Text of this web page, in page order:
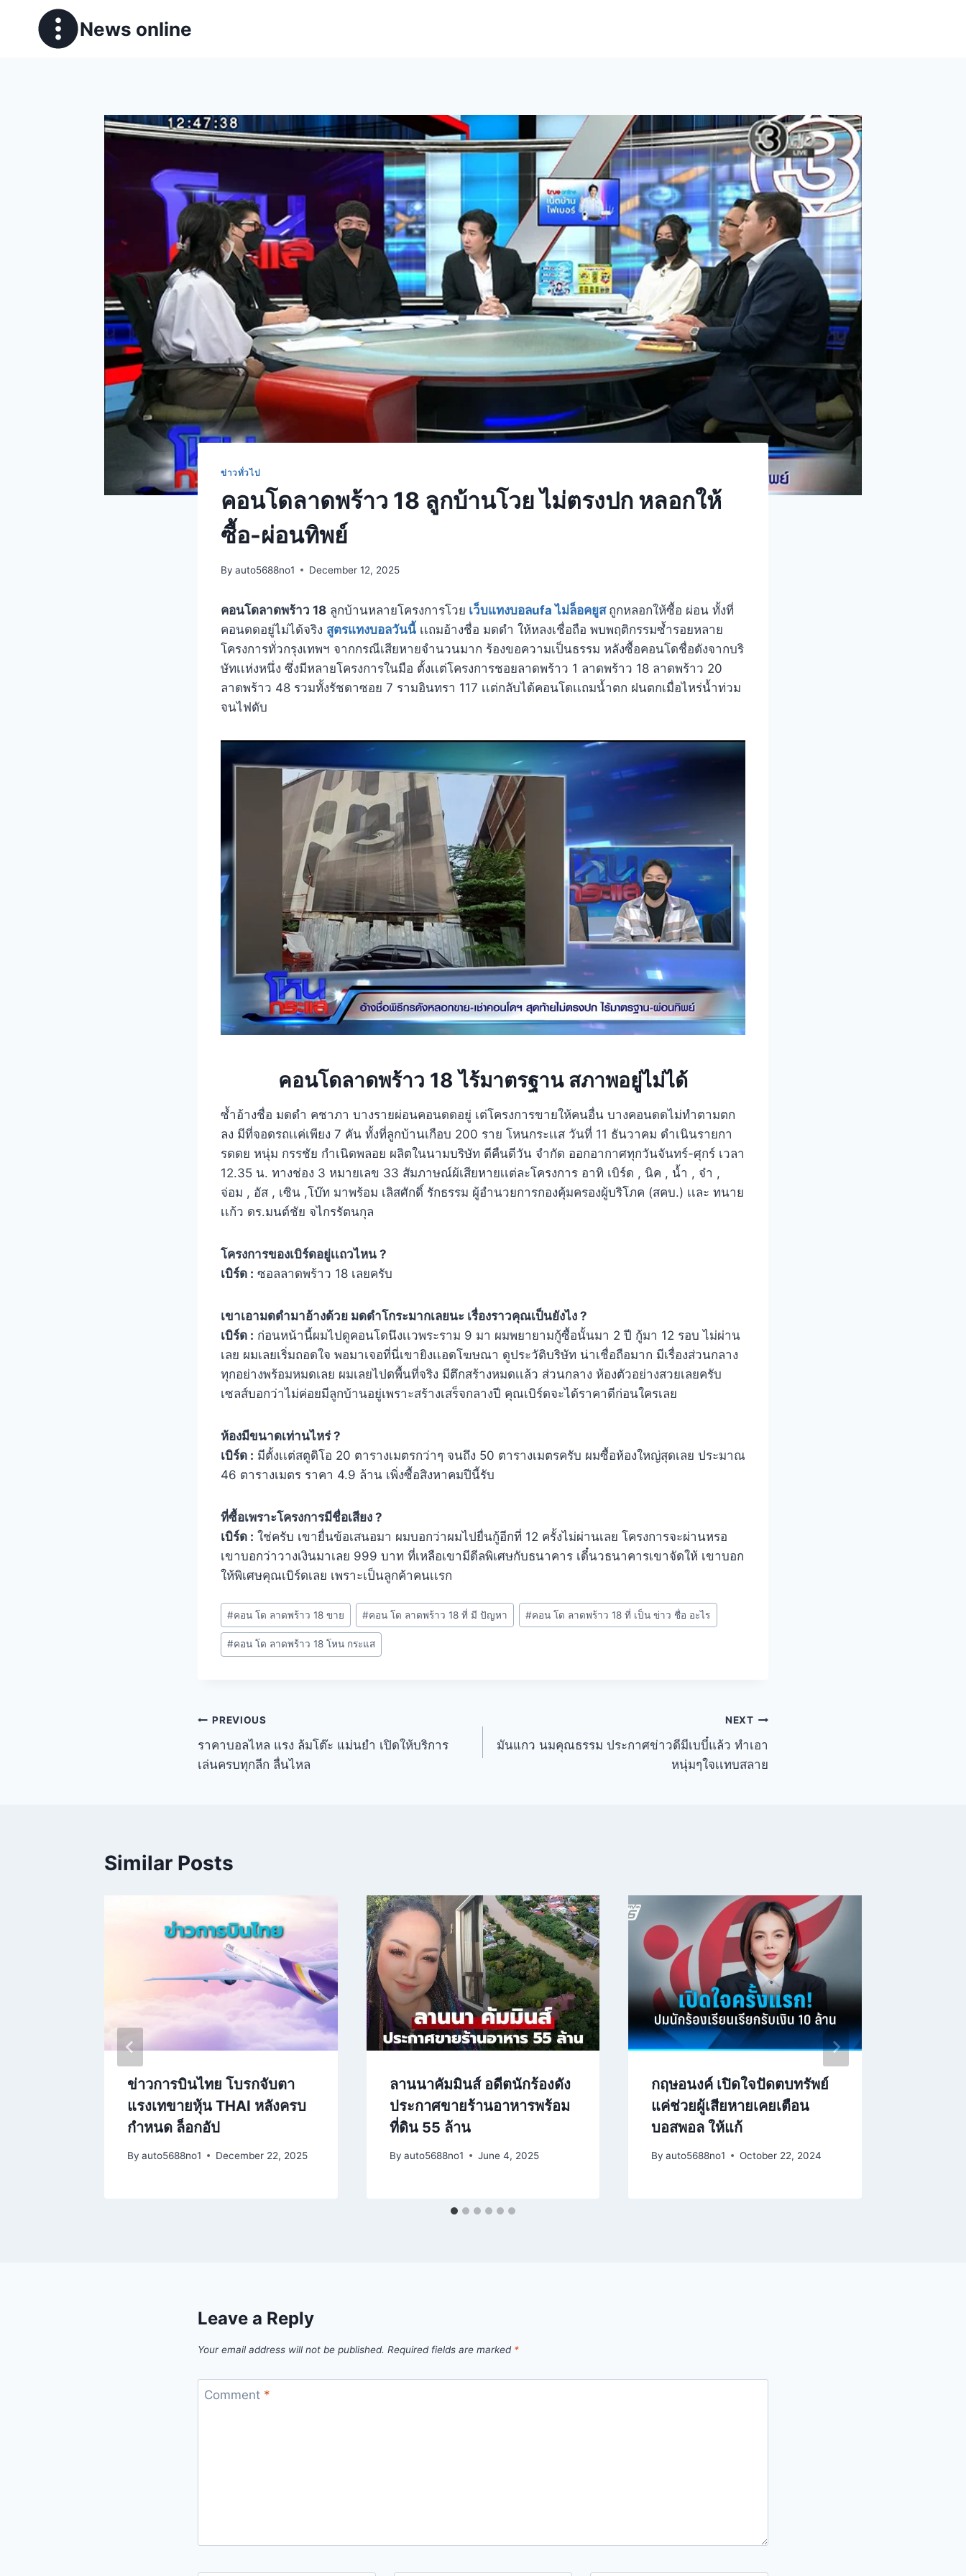
News online
ข่าวทั่วไป
คอนโดลาดพร้าว 18 ลูกบ้านโวย ไม่ตรงปก หลอกให้
ซื้อ-ผ่อนทิพย์
By auto5688no1 December 12, 2025
คอนโดลาดพร้าว 18 ลูกบ้านหลายโครงการโวย เว็บแทงบอลufa ไม่ล็อคยูส ถูกหลอกให้ซื้อ ผ่อน ทั้งที่
คอนดดอยู่ไม่ได้จริง สูตรแทงบอลวันนี้ เเถมอ้างชื่อ มดดำ ให้หลงเชื่อถือ พบพฤติกรรมซ้ำรอยหลาย
โครงการทั่วกรุงเทพฯ จากกรณีเสียหายจำนวนมาก ร้องขอความเป็นธรรม หลังซื้อคอนโดชื่อดังจากบริ
ษัทเเห่งหนึ่ง ซึ่งมีหลายโครงการในมือ ตั้งเเต่โครงการชอยลาดพร้าว 1 ลาดพร้าว 18 ลาดพร้าว 20
ลาดพร้าว 48 รวมทั้งรัชดาซอย 7 รามอินทรา 117 เเต่กลับได้คอนโดเเถมน้ำตก ฝนตกเมื่อไหร่น้ำท่วม
จนไฟดับ
คอนโดลาดพร้าว 18 ไร้มาตรฐาน สภาพอยู่ไม่ได้
ซ้ำอ้างชื่อ มดดำ คชาภา บางรายผ่อนคอนดดอยู่ เต่โครงการขายให้คนอื่น บางคอนดดไม่ทำตามตก
ลง มีที่จอดรถเเค่เพียง 7 คัน ทั้งที่ลูกบ้านเกือบ 200 ราย โหนกระเเส วันที่ 11 ธันวาคม ดำเนินรายกา
รดดย หนุ่ม กรรชัย กำเนิดพลอย ผลิตในนามบริษัท ดีคืนดีวัน จำกัด ออกอากาศทุกวันจันทร์-ศุกร์ เวลา
12.35 น. ทางช่อง 3 หมายเลข 33 สัมภาษณ์ผ้เสียหายเเต่ละโครงการ อาทิ เบิร์ด , นิค , น้ำ , จ๋า ,
จ่อม , อัส , เซิน ,โบ๊ท มาพร้อม เลิสศักดิ์ รักธรรม ผู้อำนวยการกองคุ้มครองผู้บริโภค (สคบ.) เเละ ทนาย
เเก้ว ดร.มนต์ชัย จไกรรัตนกุล
โครงการของเบิร์ดอยู่เเถวไหน ?
เบิร์ด : ซอลลาดพร้าว 18 เลยครับ
เขาเอามดดำมาอ้างด้วย มดดำโกระมากเลยนะ เรื่องราวคุณเป็นยังไง ?
เบิร์ด : ก่อนหน้านี้ผมไปดูคอนโดนึงเเวพระราม 9 มา ผมพยายามกู้ซื้อนั้นมา 2 ปี กู้มา 12 รอบ ไม่ผ่าน
เลย ผมเลยเริ่มถอดใจ พอมาเจอที่นี่เขายิงเเอดโฆษณา ดูประวัติบริษัท น่าเชื่อถือมาก มีเรื่องส่วนกลาง
ทุกอย่างพร้อมหมดเลย ผมเลยไปดพื้นที่จริง มีตึกสร้างหมดเเล้ว ส่วนกลาง ห้องตัวอย่างสวยเลยครับ
เซลส์บอกว่าไม่ค่อยมีลูกบ้านอยู่เพราะสร้างเสร็จกลางปี คุณเบิร์ดจะได้ราคาดีก่อนใครเลย
ห้องมีขนาดเท่านไหร่ ?
เบิร์ด : มีตั้งเเต่สตูดิโอ 20 ตารางเมตรกว่าๆ จนถึง 50 ตารางเมตรครับ ผมซื้อห้องใหญ่สุดเลย ประมาณ
46 ตารางเมตร ราคา 4.9 ล้าน เพิ่งซื้อสิงหาคมปีนี้รับ
ที่ซื้อเพราะโครงการมีชื่อเสียง ?
เบิร์ด : ใช่ครับ เขายื่นข้อเสนอมา ผมบอกว่าผมไปยื่นกู้อีกที่ 12 ครั้งไม่ผ่านเลย โครงการจะผ่านหรอ
เขาบอกว่าวางเงินมาเลย 999 บาท ที่เหลือเขามีดีลพิเศษกับธนาคาร เดี๋นวธนาคารเขาจัดให้ เขาบอก
ให้พิเศษคุณเบิร์ดเลย เพราะเป็นลูกค้าคนเเรก
#คอน โด ลาดพร้าว 18 ขาย #คอน โด ลาดพร้าว 18 ที่ มี ปัญหา #คอน โด ลาดพร้าว 18 ที่ เป็น ข่าว ชื่อ อะไร
#คอน โด ลาดพร้าว 18 โหน กระแส
PREVIOUS
ราคาบอลไหล แรง ล้มโต๊ะ แม่นยำ เปิดให้บริการ
เล่นครบทุกลีก ลื่นไหล
NEXT
มันแกว นมคุณธรรม ประกาศข่าวดีมีเบบี๋แล้ว ทำเอา
หนุ่มๆใจเเทบสลาย
Similar Posts
ข่าวการบินไทย โบรกจับตา
แรงเทขายหุ้น THAI หลังครบ
กำหนด ล็อกอัป
By auto5688no1 December 22, 2025
ลานนาคัมมินส์ อดีตนักร้องดัง
ประกาศขายร้านอาหารพร้อม
ที่ดิน 55 ล้าน
By auto5688no1 June 4, 2025
กฤษอนงค์ เปิดใจปัดตบทรัพย์
แค่ช่วยผู้เสียหายเคยเตือน
บอสพอล ให้แก้
By auto5688no1 October 22, 2024
Leave a Reply
Your email address will not be published. Required fields are marked *
Comment *